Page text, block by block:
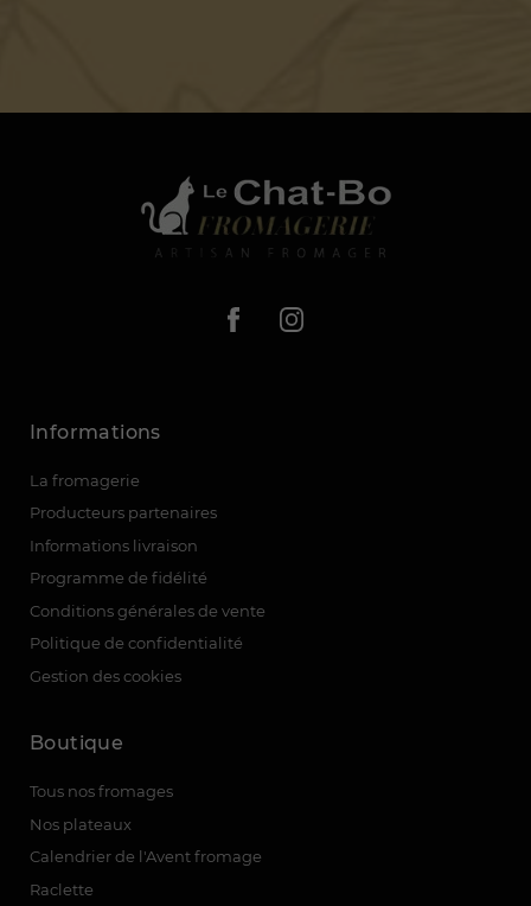
Informations
La fromagerie
Producteurs partenaires
Informations livraison
Programme de fidélité
Conditions générales de vente
Politique de confidentialité
Gestion des cookies
Boutique
Tous nos fromages
Nos plateaux
Calendrier de l'Avent fromage
Raclette